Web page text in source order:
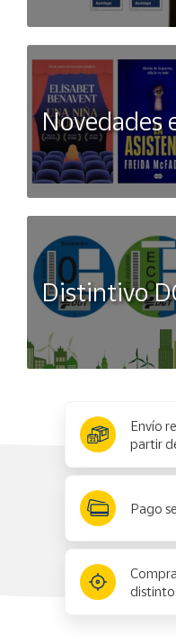
Novedades
Distintivo
Envío
partir
Pago